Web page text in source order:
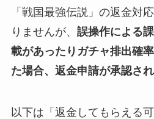
「戦国最強伝説」の返金対
りませんが、 誤操作による
載があったりガチャ排出確
た場合、返金申請が承認さ
以下は「返金してもらえる